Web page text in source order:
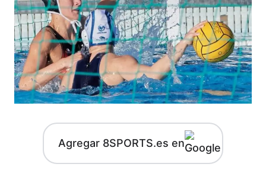
Agregar 8SPORTS.es en